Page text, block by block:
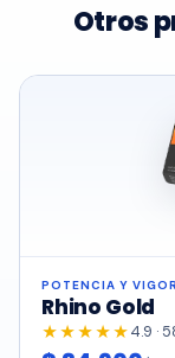
Otros
POTENCIA Y
Rhino Gold
★★★★★4.9 ·